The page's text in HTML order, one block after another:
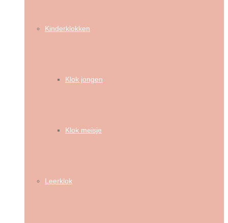
Kinderklokken
Klok jongen
Klok meisje
Leerklok